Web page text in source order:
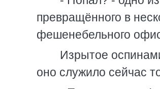
превращённого в
фешенебельного
Изрытое
оно служило сейчас